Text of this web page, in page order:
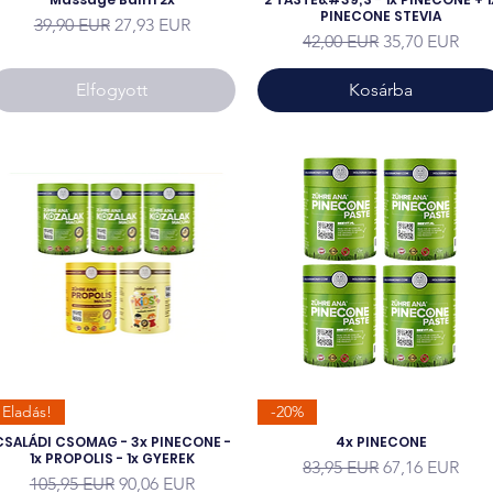
Szokásos ár
39,90 EUR Akciós ár
27,93 EUR
Elfogyott
PINECONE STEVIA
Szokásos ár
42,00 EUR Akciós ár
35,70 EUR
Kosárba
Eladás!
CSOMAG - 3x PINECONE -
1x PROPOLIS - 1x GYEREK
Szokásos ár
105,95 EUR Akciós ár
90,06 EUR
-20%
4x PINECONE
Szokásos ár
83,95 EURAkciós ár
67,16 EUR